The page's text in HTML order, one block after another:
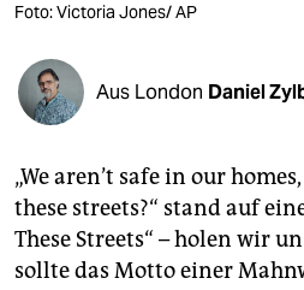
shop
fragen & hilfe
unterstützen
abo
genossenschaft
Foto: Victoria Jones/ AP
Aus London Daniel
„We aren’t safe in our
these streets?“ stand auf
These Streets“ – holen wir
sollte das Motto einer